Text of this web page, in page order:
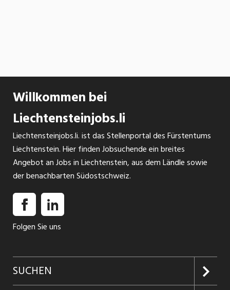
Willkommen bei
Liechtensteinjobs.li
Liechtensteinjobs.li. ist das Stellenportal des Fürstentums
Liechtenstein. Hier finden Jobsuchende ein breites
Angebot an Jobs in Liechtenstein, aus dem Ländle sowie
der benachbarten Südostschweiz.
Folgen Sie uns
SUCHEN